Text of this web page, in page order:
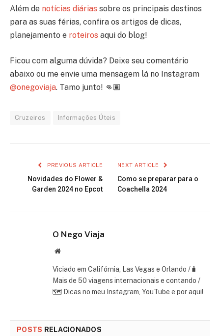
Além de notícias diárias sobre os principais destinos
para as suas férias, confira os artigos de dicas,
planejamento e roteiros aqui do blog!
Ficou com alguma dúvida? Deixe seu comentário
abaixo ou me envie uma mensagem lá no Instagram
@onegoviaja. Tamo junto! 👊🏾
Cruzeiros Informações Úteis
PREVIOUS ARTICLE
Novidades do Flower &
Garden 2024 no Epcot
NEXT ARTICLE
Como se preparar para o
Coachella 2024
O Nego Viaja
Website
Viciado em Califórnia, Las Vegas e Orlando /🧳
Mais de 50 viagens internacionais e contando /
🗺 Dicas no meu Instagram, YouTube e por aqui!
POSTS RELACIONADOS